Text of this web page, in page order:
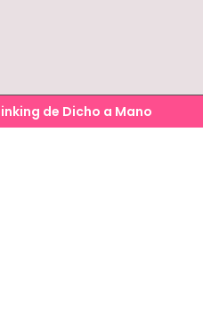
de Dicho a Mano